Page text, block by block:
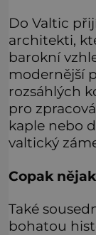
Do Valtic
architekti,
barokní
modernější
rozsáhlých
pro
kaple nebo
valtický
Copak
Také
bohatou